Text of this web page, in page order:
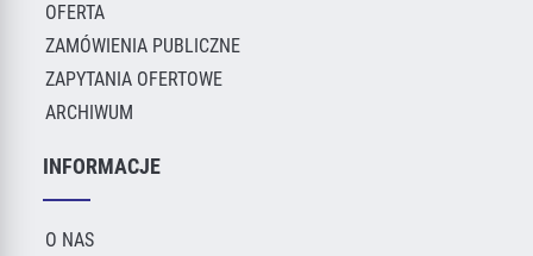
OFERTA
ZAMÓWIENIA PUBLICZNE
ZAPYTANIA OFERTOWE
ARCHIWUM
INFORMACJE
O NAS